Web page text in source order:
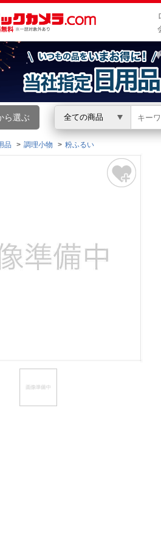
ら選ぶ 全ての商品
こんにちは
ログイン
閲覧履歴
品 調理小物 粉ふるい